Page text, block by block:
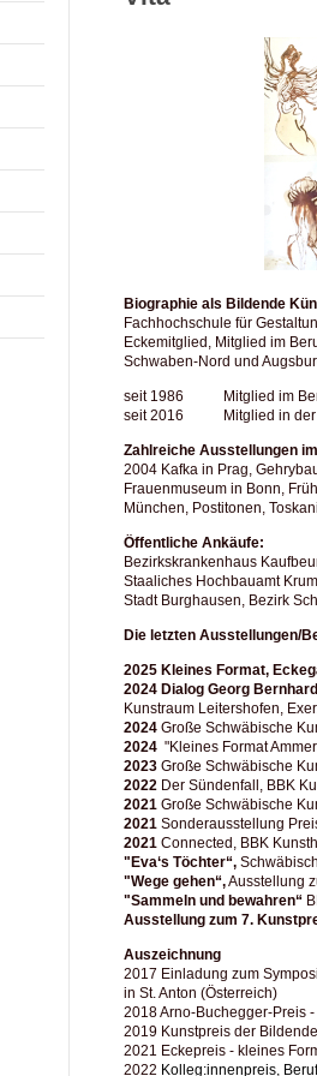
Biographie als Bildende
Fachhochschule für
Eckemitglied, Mitglied im
Schwaben-Nord und
seit 1986 Mitglied im
seit 2016 Mitglied in der
Zahlreiche Ausstellungen
2004 Kafka in Prag,
Frauenmuseum in Bonn,
München, Postitonen,
Öffentliche Ankäufe:
Bezirkskrankenhaus
Staaliches Hochbauamt
Stadt Burghausen, Bezirk
Die letzten Ausstellungen/
2025 Kleines Format,
2024 Dialog Georg
Kunstraum Leitershofen,
2024Große Schwäbische
2024 "Kleines Format
2023 Große Schwäbische
2022 Der Sündenfall, BBK
2021 Große Schwäbische
2021 Sonderausstellung
2021 Connected, BBK
"Eva‘s Töchter“,
"Wege gehen“,Ausstellung
"Sammeln und bewahren“
Ausstellung zum 7.
Auszeichnung
2017 Einladung zum
in St. Anton (Österreich)
2018 Arno-Buchegger-Preis
2019 Kunstpreis der
2021 Eckepreis - kleines
2022 Kolleg:innenpreis,